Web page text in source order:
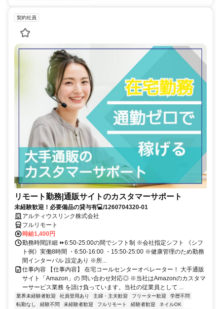
契約社員
リモート勤務|通販サイトのカスタマーサポート
未経験歓迎！必要備品の貸与有💻/1260704320-01
アルティウスリンク株式会社
フルリモート
時給1,400円
勤務時間詳細 ⏩6:50-25:00の間でシフト制 ※会社指定シフト 《シフ
ト例》実働8時間 ・6:50-16:00 ・15:50-25:00 ※健康管理のため勤務
間インターバル 設定あり ※所...
仕事内容 【仕事内容】 在宅コールセンターオペレーター！ 大手通販
サイト「Amazon」の 問い合わせ対応◎ ※当社はAmazonのカスタマ
ーサービス業務 を請け負っています。当社の従業員として ...
業界未経験者歓迎 社員登用あり 主婦・主夫歓迎 フリーター歓迎
学歴不問
転勤なし
経験不問 未経験者歓迎 フルリモート 経験者歓迎
ネイルOK